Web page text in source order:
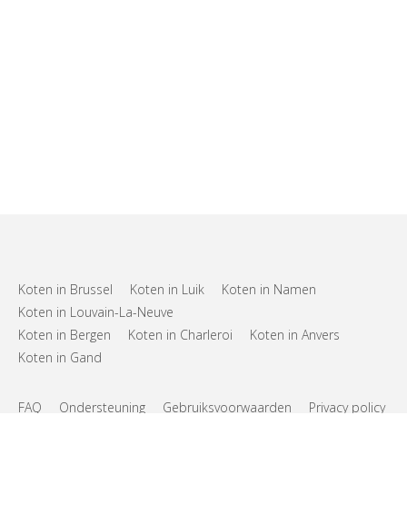
Koten in Brussel Koten in Luik
Koten in Namen
Koten in Louvain-La-Neuve
Koten in Bergen
Koten in Charleroi
Koten in Anvers
Koten in Gand
FAQ Ondersteuning Gebruiksvoorwaarden Privacy policy